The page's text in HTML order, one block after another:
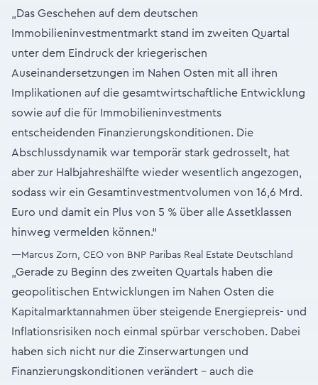
„Das Geschehen auf dem deutschen
Immobilieninvestmentmarkt stand im zweiten Quartal
unter dem Eindruck der kriegerischen
Auseinandersetzungen im Nahen Osten mit all ihren
Implikationen auf die gesamtwirtschaftliche Entwicklung
sowie auf die für Immobilieninvestments
entscheidenden Finanzierungskonditionen. Die
Abschlussdynamik war temporär stark gedrosselt, hat
aber zur Halbjahreshälfte wieder wesentlich angezogen,
sodass wir ein Gesamtinvestmentvolumen von 16,6 Mrd.
Euro und damit ein Plus von 5 % über alle Assetklassen
hinweg vermelden können.“
—Marcus Zorn, CEO von BNP Paribas Real Estate Deutschland
„Gerade zu Beginn des zweiten Quartals haben die
geopolitischen Entwicklungen im Nahen Osten die
Kapitalmarktannahmen über steigende Energiepreis- und
Inflationsrisiken noch einmal spürbar verschoben. Dabei
haben sich nicht nur die Zinserwartungen und
Finanzierungskonditionen verändert – auch die